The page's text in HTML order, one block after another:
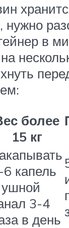
в
более
15 кг
капель
3-4
в день